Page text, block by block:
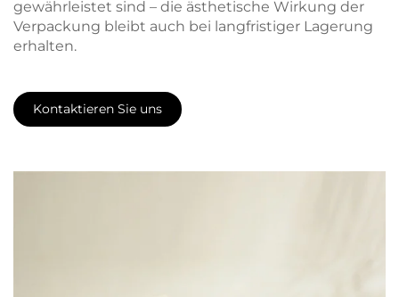
gewährleistet sind – die ästhetische Wirkung der
Verpackung bleibt auch bei langfristiger Lagerung
erhalten.
Kontaktieren Sie uns